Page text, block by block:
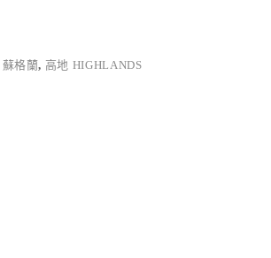
蘇格蘭, 高地 HIGHLANDS